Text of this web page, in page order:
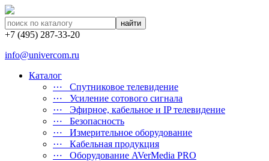
найти
+7 (495) 287-33-20
info@univercom.ru
Каталог
⋯ Cпутниковое телевидение
⋯ Усиление сотового сигнала
⋯ Эфирное, кабельное и IP телевидение
⋯ Безопасность
⋯ Измерительное оборудование
⋯ Кабельная продукция
⋯ Оборудование AVerMedia PRO